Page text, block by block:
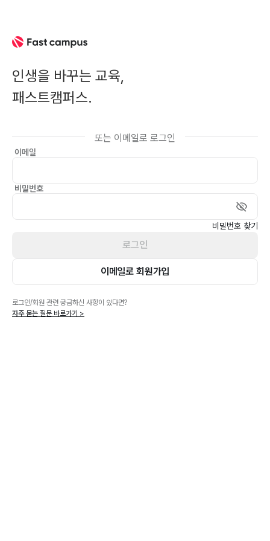
인생을 바꾸는 교육,
패스트캠퍼스.
카카오 간편 로그인
이메일
비밀번호
비밀번호 찾기
로그인
이메일로 회원가입
로그인/회원 관련 궁금하신 사항이 있다면?
자주 묻는 질문 바로가기 >